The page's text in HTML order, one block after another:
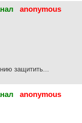
anonymous
защитить...
anonymous